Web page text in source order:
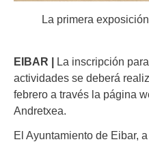
La primera
EIBAR | La inscripción
actividades se deberá
febrero a través la página
Andretxea.
El Ayuntamiento de Eibar,